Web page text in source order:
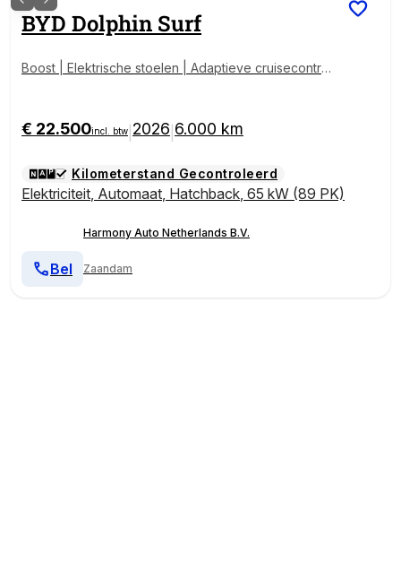
BYD Dolphin Surf
Boost | Elektrische stoelen | Adaptieve cruisecontrol
€ 22.500incl. btw 2026 6.000 km
Kilometerstand Gecontroleerd
Elektriciteit, Automaat, Hatchback, 65 kW (89 PK)
Harmony Auto Netherlands B.V.
Zaandam
Bel